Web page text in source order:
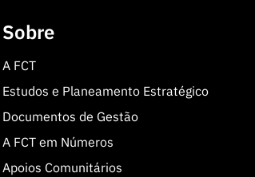
Sobre
A FCT
Estudos e Planeamento Estratégico
Documentos de Gestão
A FCT em Números
Apoios Comunitários